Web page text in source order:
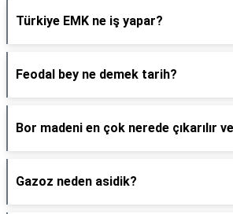
Türkiye EMK ne iş yapar?
Feodal bey ne demek tarih?
Bor madeni en çok nerede çıkarılır
Gazoz neden asidik?